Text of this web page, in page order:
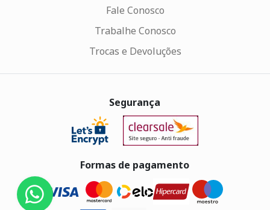
Fale Conosco
Trabalhe Conosco
Trocas e Devoluções
Segurança
Formas de pagamento